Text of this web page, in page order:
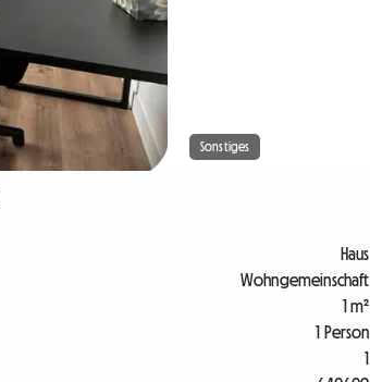
Sonstiges
Haus
Wohngemeinschaft
1 m²
1 Person
1